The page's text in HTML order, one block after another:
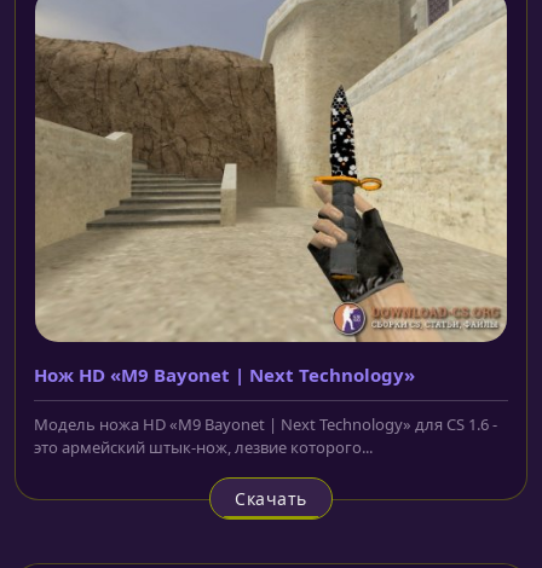
Нож HD «M9 Bayonet | Next Technology»
Модель ножа HD «M9 Bayonet | Next Technology» для CS 1.6 -
это армейский штык-нож, лезвие которого...
Скачать